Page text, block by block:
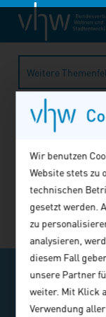
Wir benutzen
Website stets zu
technischen
gesetzt werden.
zu
analysieren,
diesem Fall
unsere Partner
weiter. Mit Klick
Verwendung
vhw –
Fortbildung
Weitere
Die
Möglicherweise
statt, wurde
Alle buchbaren
v-
Ausgewählte
zweimal im